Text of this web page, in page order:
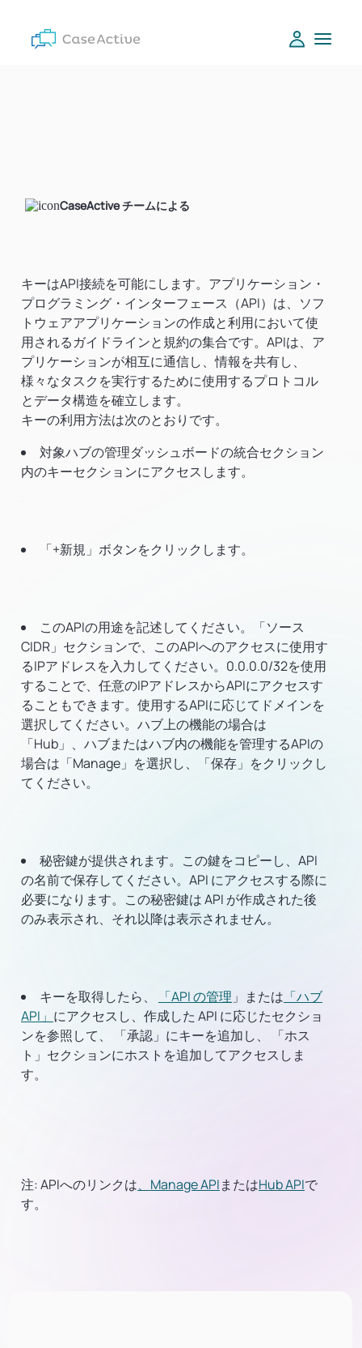
CaseActive チームによる
キーはAPI接続を可能にします。アプリケーション・
プログラミング・インターフェース（API）は、ソフ
トウェアアプリケーションの作成と利用において使
用されるガイドラインと規約の集合です。APIは、ア
プリケーションが相互に通信し、情報を共有し、
様々なタスクを実行するために使用するプロトコル
とデータ構造を確立します。
キーの利用方法は次のとおりです。
対象ハブの管理ダッシュボードの統合セクション
内のキーセクションにアクセスします。
「+新規」ボタンをクリックします。
このAPIの用途を記述してください。「ソース
CIDR」セクションで、このAPIへのアクセスに使用す
るIPアドレスを入力してください。0.0.0.0/32を使用
することで、任意のIPアドレスからAPIにアクセスす
ることもできます。使用するAPIに応じてドメインを
選択してください。ハブ上の機能の場合は
「Hub」、ハブまたはハブ内の機能を管理するAPIの
場合は「Manage」を選択し、「保存」をクリックし
てください。
秘密鍵が提供されます。この鍵をコピーし、API
の名前で保存してください。API にアクセスする際に
必要になります。この秘密鍵は API が作成された後
のみ表示され、それ以降は表示されません。
キーを取得したら、 「API の管理 」または 「ハブ
API」 にアクセスし、作成した API に応じたセクショ
ンを参照して、
「承認」 にキーを追加し、
「ホス
ト」 セクションにホストを追加してアクセスしま
す。
注:APIへのリンクは、Manage APIまたはHub APIで
す。